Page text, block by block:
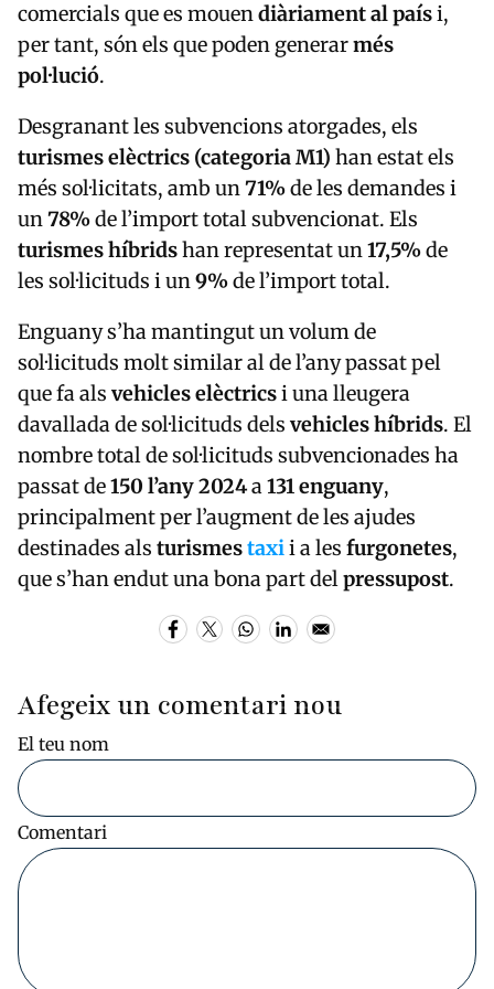
comercials que es mouendiàriament al paísi,
per tant, són els que poden generarmés
pol·lució.
Desgranant les subvencions atorgades, els
turismes elèctrics (categoria M1) han estat els
més sol·licitats, amb un71%de les demandes i
un78%de l’import total subvencionat. Els
turismes híbridshan representat un17,5%de
les sol·licituds i un9%de l’import total.
Enguany s’ha mantingut un volum de
sol·licituds molt similar al de l’any passat pel
que fa als vehicles elèctricsi una lleugera
davallada de sol·licituds dels vehicles híbrids. El
nombre total de sol·licituds subvencionades ha
passat de150 l’any 2024a131 enguany,
principalment per l’augment de les ajudes
destinades als turismestaxii a les furgonetes,
que s’han endut una bona part delpressupost.
Afegeix un comentari nou
El teu nom
Comentari